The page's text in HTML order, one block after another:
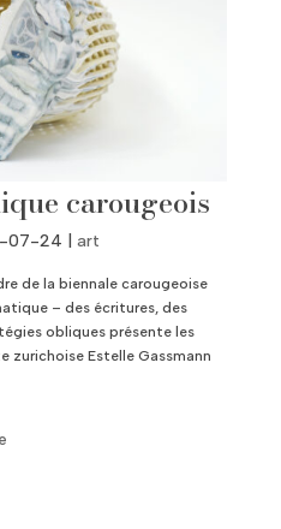
carougeois
07-24 art
de la biennale carougeoise
– des écritures, des
obliques présente les
zurichoise Estelle Gassmann